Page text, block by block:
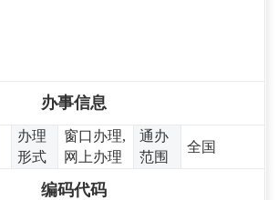
办事信息
办理
形式
窗口办理,
网上办理
通办
范围
全国
编码代码